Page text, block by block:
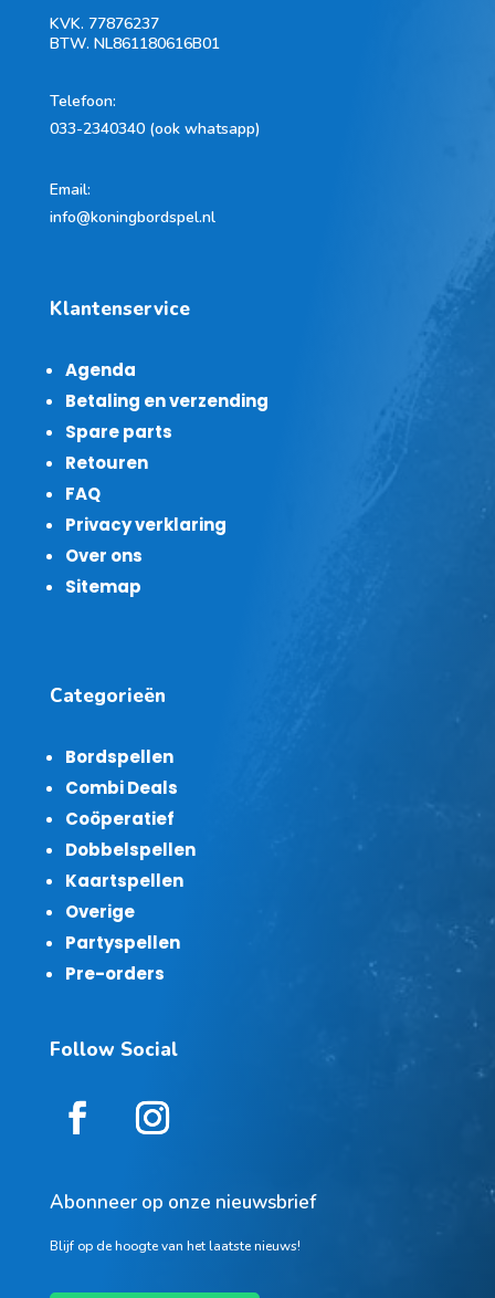
KVK. 77876237
BTW. NL861180616B01
Telefoon:
033-2340340 (ook whatsapp)
Email:
info@koningbordspel.nl
Klantenservice
Agenda
Betaling en verzending
Spare parts
Retouren
FAQ
Privacy verklaring
Over ons
Sitemap
Categorieën
Bordspellen
Combi Deals
Coöperatief
Dobbelspellen
Kaartspellen
Overige
Partyspellen
Pre-orders
Follow Social
Abonneer op onze nieuwsbrief
Blijf op de hoogte van het laatste nieuws!